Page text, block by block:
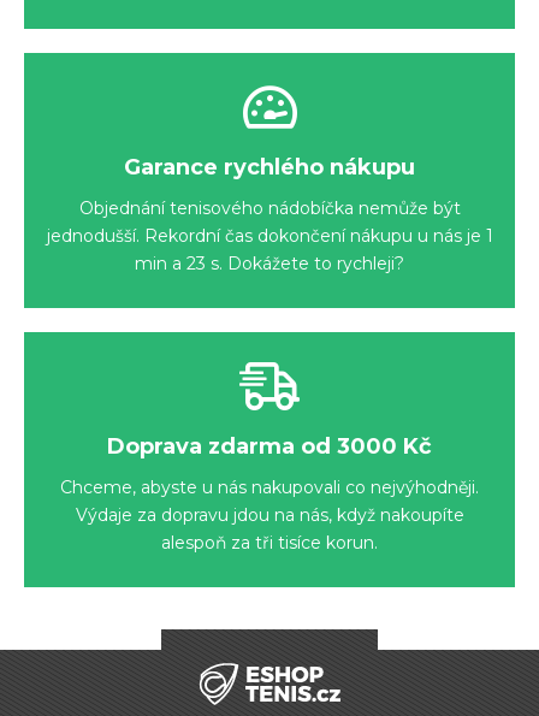
Garance rychlého nákupu
Objednání tenisového nádobíčka nemůže být
jednodušší. Rekordní čas dokončení nákupu u nás je 1
min a 23 s. Dokážete to rychleji?
Doprava zdarma od 3000 Kč
Chceme, abyste u nás nakupovali co nejvýhodněji.
Výdaje za dopravu jdou na nás, když nakoupíte
alespoň za tři tisíce korun.